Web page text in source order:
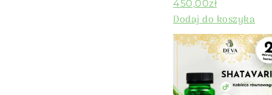
450,00zł
Dodaj do koszyka